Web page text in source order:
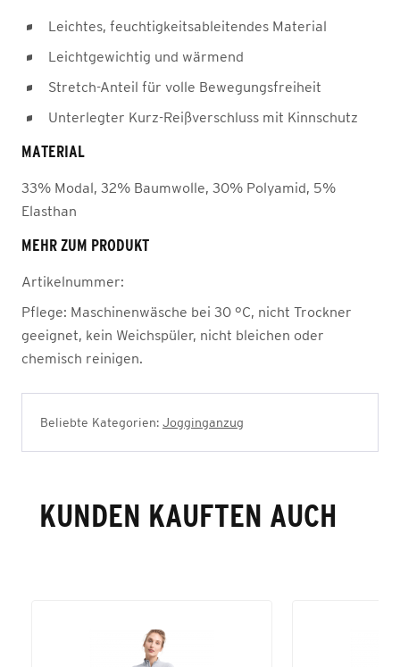
Leichtes, feuchtigkeitsableitendes Material
Leichtgewichtig und wärmend
Stretch-Anteil für volle Bewegungsfreiheit
Unterlegter Kurz-Reißverschluss mit Kinnschutz
MATERIAL
33% Modal, 32% Baumwolle, 30% Polyamid, 5%
Elasthan
MEHR ZUM PRODUKT
Artikelnummer:
Pflege: Maschinenwäsche bei 30 °C, nicht Trockner
geeignet, kein Weichspüler, nicht bleichen oder
chemisch reinigen.
Beliebte Kategorien: Jogginganzug
KUNDEN KAUFTEN AUCH